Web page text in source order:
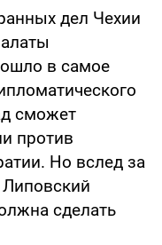
дел Чехии
в самое
сможет
против
Но вслед за
сделать